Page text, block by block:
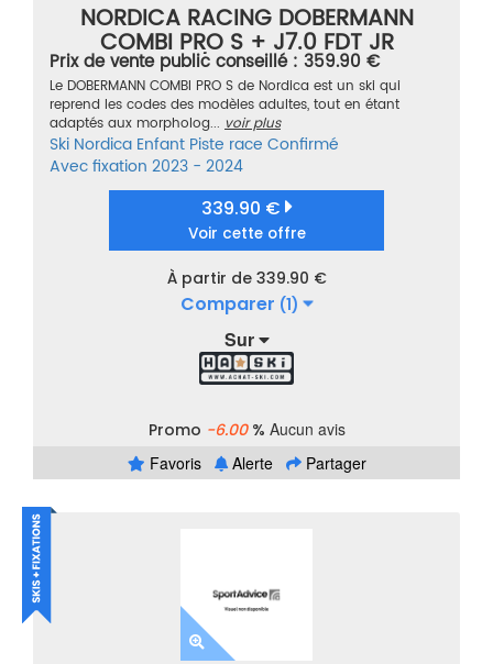
NORDICA RACING DOBERMANN
COMBI PRO S + J7.0 FDT JR
ROUGE/NOIR TAILLE 120
Prix de vente public conseillé : 359.90 €
Le DOBERMANN COMBI PRO S de Nordica est un ski qui
reprend les codes des modèles adultes, tout en étant
adaptés aux morpholog... voir plus
Ski Nordica Enfant Piste race Confirmé
Avec fixation 2023 - 2024
339.90 €
Voir cette offre
À partir de 339.90 €
Comparer (1)
Sur
Promo -6.00% Aucun avis
Favoris
Alerte Partager